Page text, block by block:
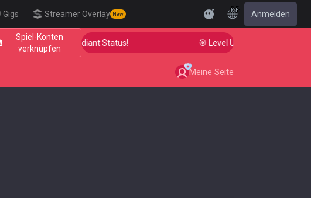
Gigs Streamer Overlay New
DE Anmelden
Spiel-Konten
verknüpfen
Up Your Aim to Radiant Status! 🎯 Level Up Your Aim to Radiant
Meine Seite